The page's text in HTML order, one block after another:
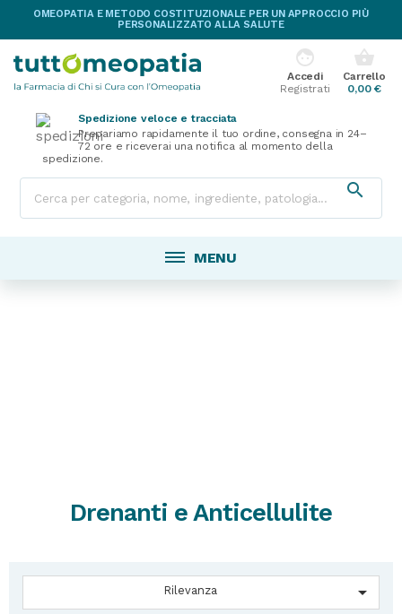
OMEOPATIA E METODO COSTITUZIONALE PER UN APPROCCIO PIÙ
PERSONALIZZATO ALLA SALUTE
shopping_basket
Carrello
0,00 €
face
Accedi
Registrati
Spedizione veloce e tracciata
Prepariamo rapidamente il tuo ordine, consegna in 24–
72 ore e riceverai una notifica al momento della
spedizione.

MENU
Drenanti e Anticellulite
Rilevanza 